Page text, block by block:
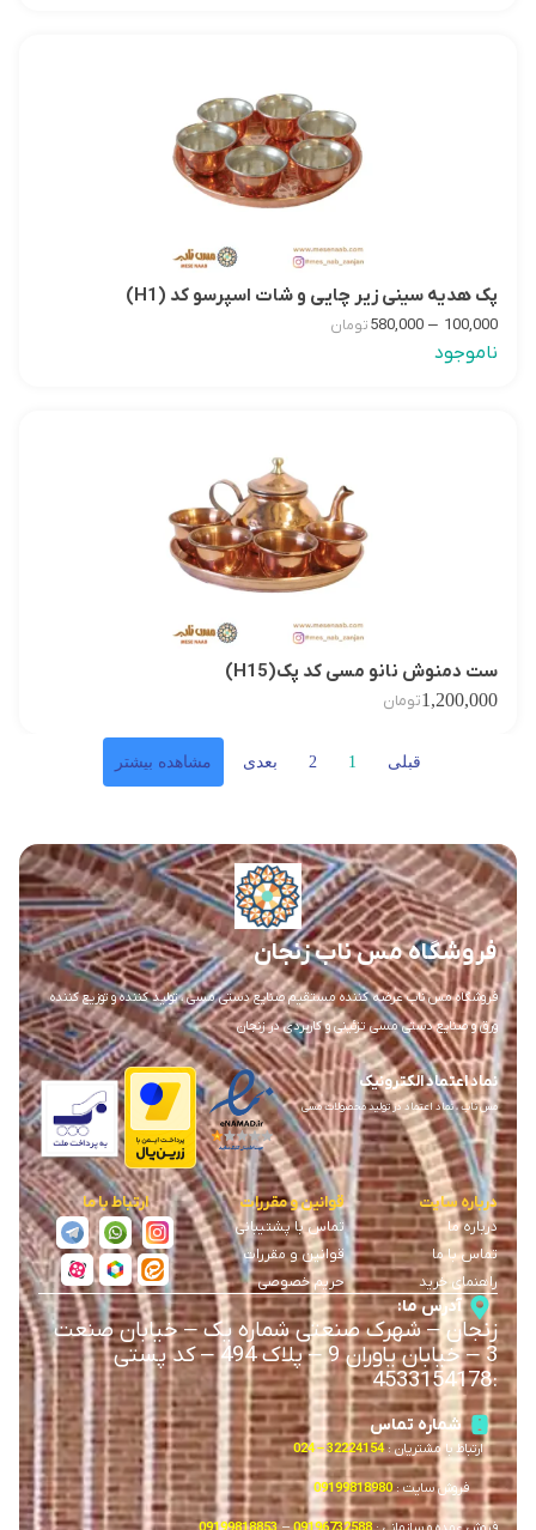
پک هدیه سینی زیر چایی و شات اسپرسو کد (H1)
100,000
–
580,000تومان
ناموجود
ست دمنوش نانو مسی کد پک(H15)
1,200,000تومان
قبلی 1
2 بعدی مشاهده بیشتر
فروشگاه مس ناب زنجان
فروشگاه مس ناب عرضه کننده مستقیم صنایع دستی مسی ، تولید کننده و توزیع کننده
ورق و صنایع دستی مسی تزئینی و کاربردی در زنجان
نماد اعتماد الکترونیک
مس ناب ، نماد اعتماد در تولید محصولات مسی
درباره سایت
درباره ما
تماس با ما
راهنمای خرید
قوانین و مقررات
تماس با پشتیبانی
قوانین و مقررات
حریم خصوصی
ارتباط با ما
آدرس ما:
زنجان–شهرک صنعتی شماره یک–خیابان صنعت
3
–خیابان یاوران 9 –
پلاک 494 – کد پستی
:
4533154178
شماره تماس
ارتباط با مشتریان : 32224154 – 024
فروش سایت :09199818980